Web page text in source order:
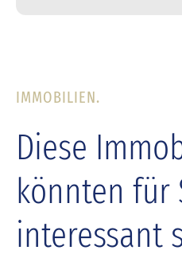
IMMOBILIEN.
Diese
könnten für
interessant